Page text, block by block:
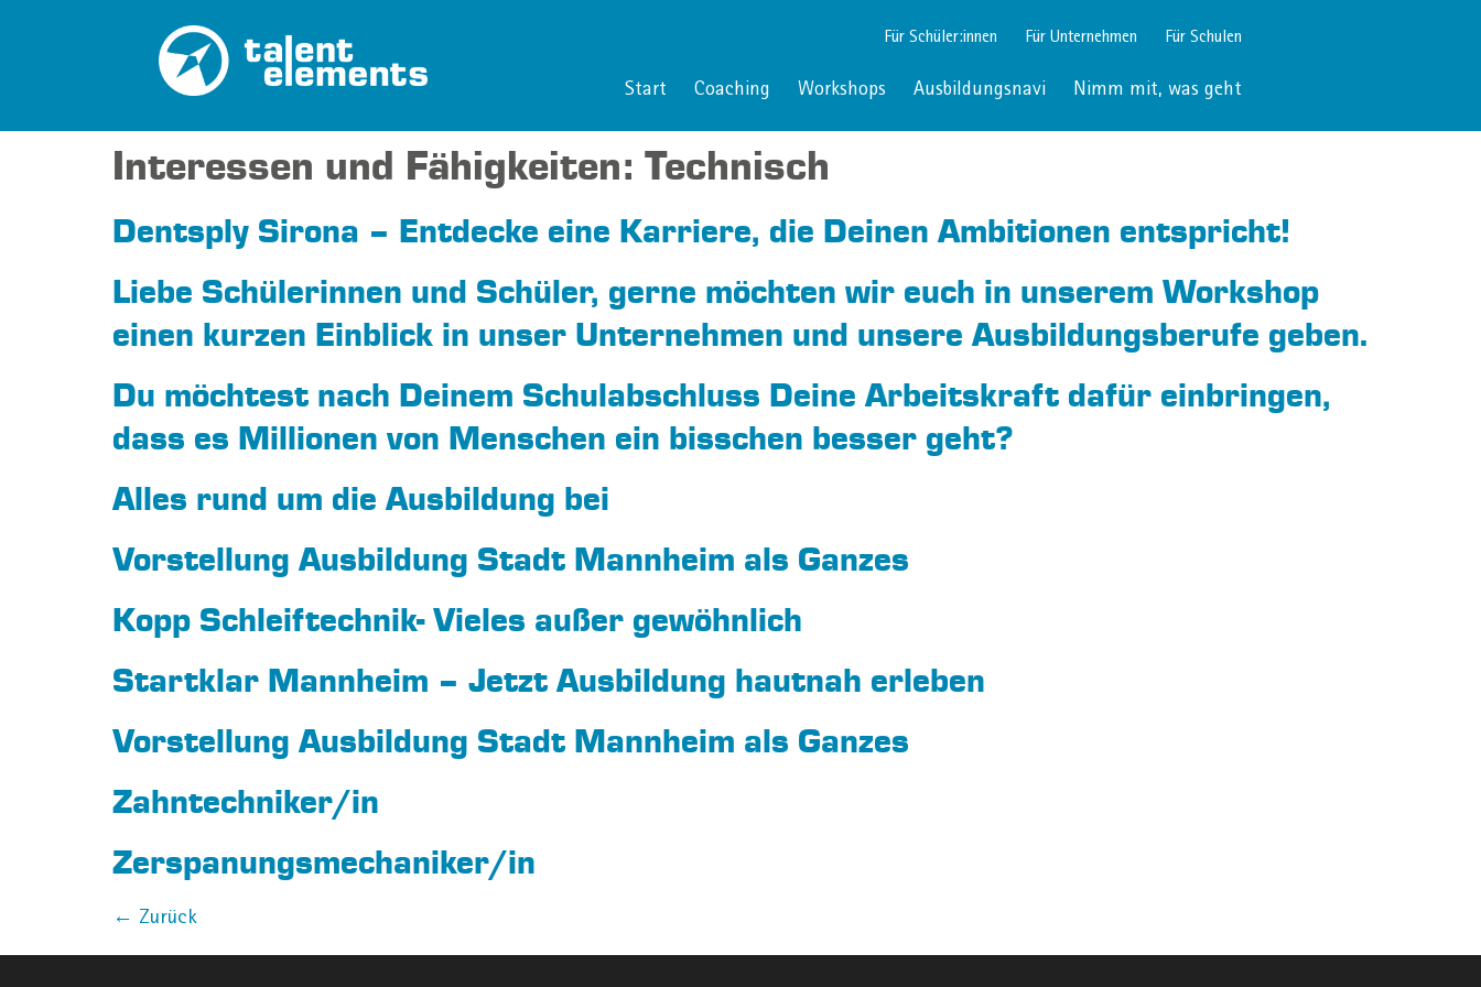
Für Schüler:innen Für Unternehmen Für Schulen
Start Coaching Workshops Ausbildungsnavi Nimm mit, was geht
Interessen und Fähigkeiten: Technisch
Dentsply Sirona – Entdecke eine Karriere, die Deinen Ambitionen entspricht!
Liebe Schülerinnen und Schüler, gerne möchten wir euch in unserem Workshop
einen kurzen Einblick in unser Unternehmen und unsere Ausbildungsberufe geben.
Du möchtest nach Deinem Schulabschluss Deine Arbeitskraft dafür einbringen,
dass es Millionen von Menschen ein bisschen besser geht?
Alles rund um die Ausbildung bei
Vorstellung Ausbildung Stadt Mannheim als Ganzes
Kopp Schleiftechnik- Vieles außer gewöhnlich
Startklar Mannheim – Jetzt Ausbildung hautnah erleben
Vorstellung Ausbildung Stadt Mannheim als Ganzes
Zahntechniker/in
Zerspanungsmechaniker/in
← Zurück